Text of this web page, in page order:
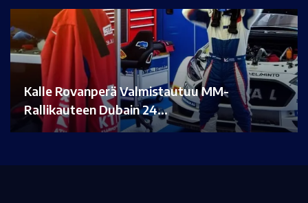
Kalle Rovanperä Valmistautuu MM-
Rallikauteen Dubain 24…